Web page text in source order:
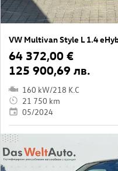
VW Multivan Style L 1.4
64 372,00 €
125 900,69 лв.
160 kW/218 K.C
21 750 km
05/2024